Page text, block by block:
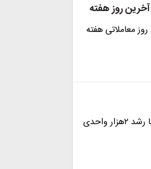
معاملاتی هفته
شاخص بورس در جریان معاملات امروز بازار سرمایه با رشد ۲هزار واحدی